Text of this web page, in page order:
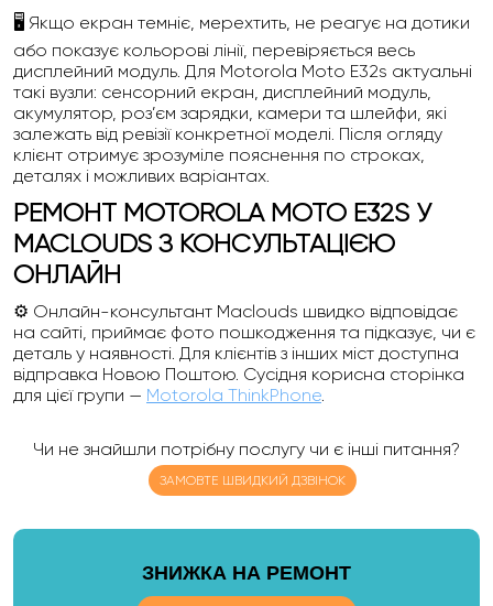
🖥️ Якщо екран темніє, мерехтить, не реагує на дотики
або показує кольорові лінії, перевіряється весь
дисплейний модуль. Для Motorola Moto E32s актуальні
такі вузли: сенсорний екран, дисплейний модуль,
акумулятор, роз’єм зарядки, камери та шлейфи, які
залежать від ревізії конкретної моделі. Після огляду
клієнт отримує зрозуміле пояснення по строках,
деталях і можливих варіантах.
РЕМОНТ MOTOROLA MOTO E32S У
MACLOUDS З КОНСУЛЬТАЦІЄЮ
ОНЛАЙН
⚙️ Онлайн-консультант Maclouds швидко відповідає
на сайті, приймає фото пошкодження та підказує, чи є
деталь у наявності. Для клієнтів з інших міст доступна
відправка Новою Поштою. Сусідня корисна сторінка
для цієї групи — Motorola ThinkPhone.
Чи не знайшли потрібну послугу чи є інші питання?
ЗАМОВТЕ ШВИДКИЙ ДЗВІНОК
ЗНИЖКА НА РЕМОНТ